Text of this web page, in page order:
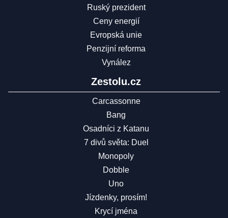
Ruský prezident
Ceny energií
Evropská unie
Penzijní reforma
Vynález
Zestolu.cz
Carcassonne
Bang
Osadníci z Katanu
7 divů světa: Duel
Monopoly
Dobble
Uno
Jízdenky, prosím!
Krycí jména